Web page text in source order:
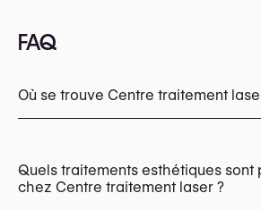
FAQ
Où se trouve Centre traitement
Quels traitements esthétiques sont
chez Centre traitement laser ?